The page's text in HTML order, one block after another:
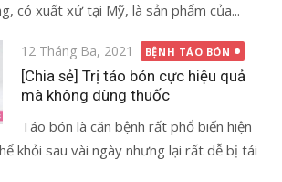
có xuất xứ tại Mỹ, là sản phẩm của...
Đăng
vào
12 Tháng Ba, 2021 BỆNH TÁO BÓN
[Chia sẻ] Trị táo bón cực hiệu quả
mà không dùng thuốc
Táo bón là căn bệnh rất phổ biến hiện
khỏi sau vài ngày nhưng lại rất dễ bị tái